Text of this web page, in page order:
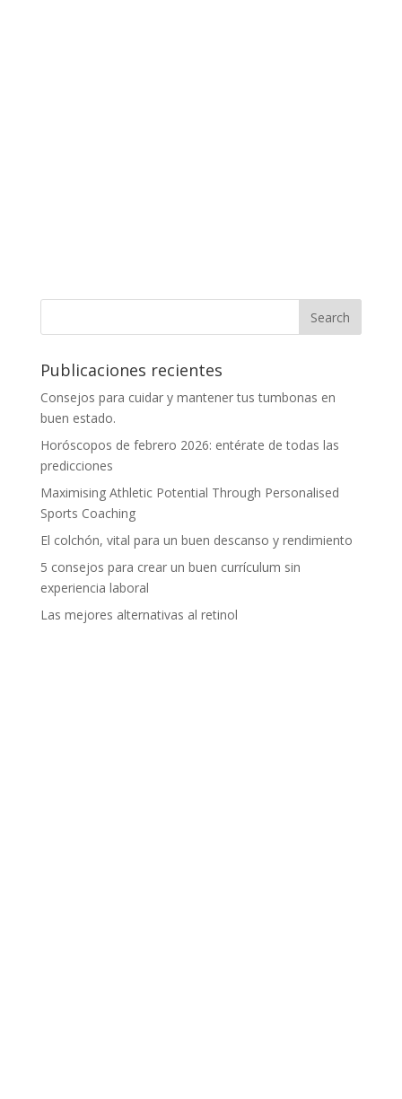
Publicaciones recientes
Consejos para cuidar y mantener tus tumbonas en
buen estado.
Horóscopos de febrero 2026: entérate de todas las
predicciones
Maximising Athletic Potential Through Personalised
Sports Coaching
El colchón, vital para un buen descanso y rendimiento
5 consejos para crear un buen currículum sin
experiencia laboral
Las mejores alternativas al retinol